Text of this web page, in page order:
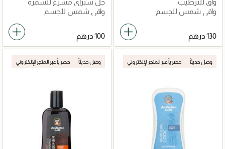
واقٍ للترطيب
واقي شمس للجسم
جل سبراي مسرع للسمرة
واقي شمس للجسم
وصل حديثاً حصرياً عبر المتجر الإلكتروني وصل حديثاً حصرياً عبر المتجر الإلكتروني